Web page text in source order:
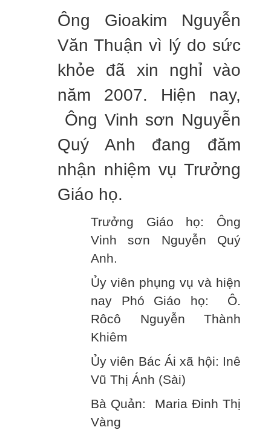
Ông Gioakim Nguyễn
Văn Thuận vì lý do sức
khỏe đã xin nghỉ vào
năm 2007. Hiện nay,
Ông Vinh sơn Nguyễn
Quý Anh đang đăm
nhận nhiệm vụ Trưởng
Giáo họ.
Trưởng Giáo họ: Ông
Vinh sơn Nguyễn Quý
Anh.
Ủy viên phụng vụ và hiện
nay Phó Giáo họ: Ô.
Rôcô Nguyễn Thành
Khiêm
Ủy viên Bác Ái xã hội: Inê
Vũ Thị Ánh (Sài)
Bà Quản: Maria Đinh Thị
Vàng